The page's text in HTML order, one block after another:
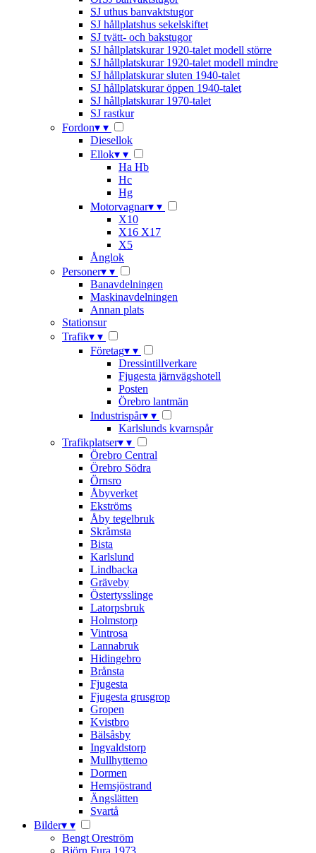
SJ uthus banvaktstugor
SJ hållplatshus sekelskiftet
SJ tvätt- och bakstugor
SJ hållplatskurar 1920-talet modell större
SJ hållplatskurar 1920-talet modell mindre
SJ hållplatskurar sluten 1940-talet
SJ hållplatskurar öppen 1940-talet
SJ hållplatskurar 1970-talet
SJ rastkur
Fordon▾ ▾
Diesellok
Ellok▾ ▾
Ha Hb
Hc
Hg
Motorvagnar▾ ▾
X10
X16 X17
X5
Ånglok
Personer▾ ▾
Banavdelningen
Maskinavdelningen
Annan plats
Stationsur
Trafik▾ ▾
Företag▾ ▾
Dressintillverkare
Fjugesta järnvägshotell
Posten
Örebro lantmän
Industrispår▾ ▾
Karlslunds kvarnspår
Trafikplatser▾ ▾
Örebro Central
Örebro Södra
Örnsro
Åbyverket
Ekströms
Åby tegelbruk
Skråmsta
Bista
Karlslund
Lindbacka
Gräveby
Östertysslinge
Latorpsbruk
Holmstorp
Vintrosa
Lannabruk
Hidingebro
Brånsta
Fjugesta
Fjugesta grusgrop
Gropen
Kvistbro
Bälsåsby
Ingvaldstorp
Mullhyttemo
Dormen
Hemsjöstrand
Ängslätten
Svartå
Bilder▾ ▾
Bengt Oreström
Björn Fura 1973